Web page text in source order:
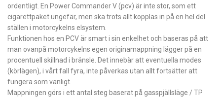
ordentligt. En Power Commander V (pcv) är inte stor, som ett
cigarettpaket ungefär, men ska trots allt kopplas in på en hel del
ställen i motorcykelns elsystem.
Funktionen hos en PCV är smart i sin enkelhet och baseras på att
man ovanpå motorcykelns egen originamappning lägger på en
procentuell skillnad i bränsle. Det innebär att eventuella modes
(körlägen), i vårt fall fyra, inte påverkas utan allt fortsätter att
fungera som vanligt.
Mappningen görs i ett antal steg baserat på gasspjällsläge / TP